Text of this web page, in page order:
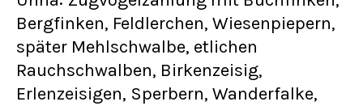
Bergfinken, Feldlerchen, Wiesenpiepern,
später Mehlschwalbe, etlichen
Rauchschwalben, Birkenzeisig,
Erlenzeisigen, Sperbern, Wanderfalke,